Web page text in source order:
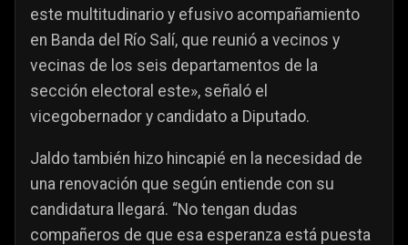
este multitudinario y efusivo acompañamiento
en Banda del Río Salí, que reunió a vecinos y
vecinas de los seis departamentos de la
sección electoral este», señaló el
vicegobernador y candidato a Diputado.
Jaldo también hizo hincapié en la necesidad de
una renovación que según entiende con su
candidatura llegará. “No tengan dudas
compañeros de que esa esperanza está puesta